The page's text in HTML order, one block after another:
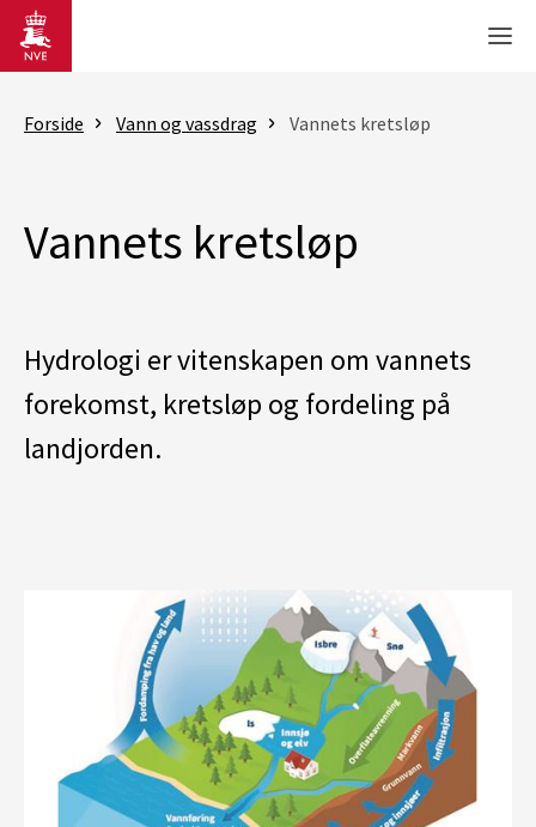
Gå til hovedinnhold
Forside Vann og vassdrag Vannets kretsløp
Vannets kretsløp
Hydrologi er vitenskapen om vannets
forekomst, kretsløp og fordeling på
landjorden.